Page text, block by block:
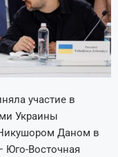
участие в
Украины
Даном в
Юго-Восточная